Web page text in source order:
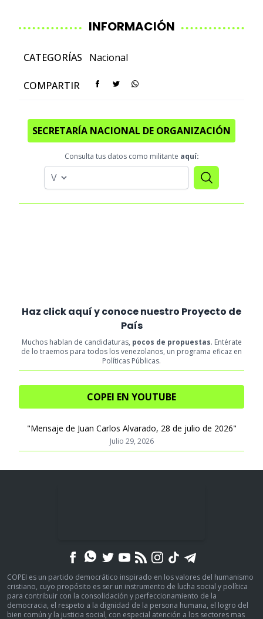
INFORMACIÓN
CATEGORÍAS Nacional
COMPARTIR
SECRETARÍA NACIONAL DE ORGANIZACIÓN
Consulta tus datos como militante aquí:
Haz click aquí y conoce nuestro Proyecto de
País
Muchos hablan de candidaturas, pocos de propuestas. Entérate
de lo traemos para todos los venezolanos, un programa eficaz en
Políticas Públicas.
COPEI EN YOUTUBE
"Mensaje de Juan Carlos Alvarado, 28 de julio de 2026"
Julio 29, 2026
COPEI es un partido democrático inspirado en los valores del humanismo
cristiano, cuyo propósito es ser un instrumento de lucha social y política
para contribuir con la consolidación y perfeccionamiento de la
democracia, el respeto a la dignidad de la persona humana, el logro del
bien común y la justicia social, con especial atención a los sectores mas